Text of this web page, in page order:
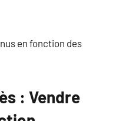
en fonction des
: Vendre